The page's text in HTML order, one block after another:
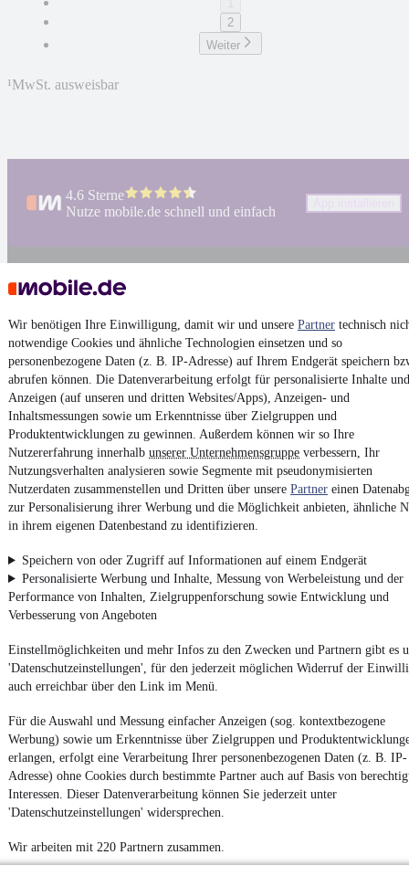
Wir benötigen Ihre Einwilligung, damit wir und unsere Partner technisch
notwendige Cookies und ähnliche Technologien einsetzen und so
personenbezogene Daten (z. B. IP-Adresse) auf Ihrem Endgerät speichern
abrufen können. Die Datenverarbeitung erfolgt für personalisierte Inhalte und
Anzeigen (auf unseren und dritten Websites/Apps), Anzeigen- und
Inhaltsmessungen sowie um Erkenntnisse über Zielgruppen und
Produktentwicklungen zu gewinnen. Außerdem können wir so Ihre
Nutzererfahrung innerhalb unserer Unternehmensgruppe verbessern, Ihr
Nutzungsverhalten analysieren sowie Segmente mit pseudonymisierten
Nutzerdaten zusammenstellen und Dritten über unsere Partner einen
zur Personalisierung ihrer Werbung und die Möglichkeit anbieten, ähnliche
in ihrem eigenen Datenbestand zu identifizieren.
Speichern von oder Zugriff auf Informationen auf einem Endgerät
Personalisierte Werbung und Inhalte, Messung von Werbeleistung und der
Performance von Inhalten, Zielgruppenforschung sowie Entwicklung und
Verbesserung von Angeboten
Einstellmöglichkeiten und mehr Infos zu den Zwecken und Partnern gibt es
'Datenschutzeinstellungen', für den jederzeit möglichen Widerruf der
auch erreichbar über den Link im Menü.
Für die Auswahl und Messung einfacher Anzeigen (sog. kontextbezogene
Werbung) sowie um Erkenntnisse über Zielgruppen und
erlangen, erfolgt eine Verarbeitung Ihrer personenbezogenen Daten (z. B. IP-
Adresse) ohne Cookies durch bestimmte Partner auch auf Basis von
Interessen. Dieser Datenverarbeitung können Sie jederzeit unter
'Datenschutzeinstellungen' widersprechen.
Wir arbeiten mit 220 Partnern zusammen.
2
Weiter
¹MwSt. ausweisbar
4.6 Sterne
Nutze mobile.de schnell und einfach
Impressum
Vertrag widerrufen
Datenschutz
Datenschutzeinstellungen
Erklärung zur Barrierefreiheit
Report Security Vulnerability (English)
Powered by
Fahrzeuge gibt es bei mobile.de